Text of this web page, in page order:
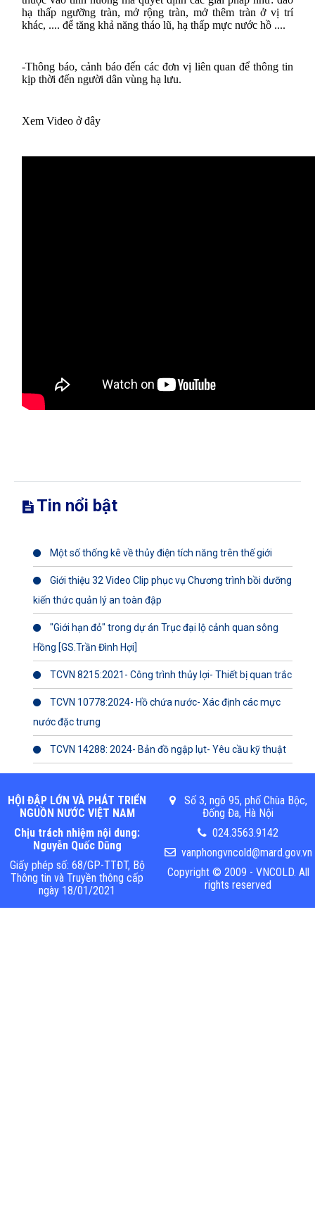
hạ thấp ngưỡng tràn, mở rộng tràn, mở thêm tràn ở vị trí
khác, .... để tăng khả năng tháo lũ, hạ thấp mực nước hồ ....
-Thông báo, cảnh báo đến các đơn vị liên quan để thông tin
kịp thời đến người dân vùng hạ lưu.
Xem Video ở đây
Tin nổi bật
Một số thống kê về thủy điện tích năng trên thế giới
Giới thiệu 32 Video Clip phục vụ Chương trình bồi dưỡng
kiến thức quản lý an toàn đập
"Giới hạn đỏ" trong dự án Trục đại lộ cảnh quan sông
Hồng [GS.Trần Đình Hợi]
TCVN 8215:2021- Công trình thủy lợi- Thiết bị quan trắc
TCVN 10778:2024- Hồ chứa nước- Xác định các mực
nước đặc trưng
TCVN 14288: 2024- Bản đồ ngập lụt- Yêu cầu kỹ thuật
HỘI ĐẬP LỚN VÀ PHÁT TRIỂN
NGUỒN NƯỚC VIỆT NAM
Chịu trách nhiệm nội dung:
Nguyễn Quốc Dũng
Giấy phép số: 68/GP-TTĐT, Bộ
Thông tin và Truyền thông cấp
ngày 18/01/2021
Số 3, ngõ 95, phố Chùa Bộc,
Đống Đa, Hà Nội
024.3563.9142
vanphongvncold@mard.gov.vn
Copyright © 2009 - VNCOLD. All
rights reserved